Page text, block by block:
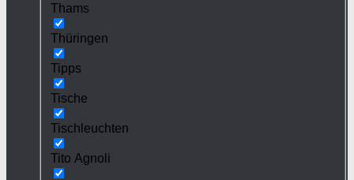
Thams
Thüringen
Tipps
Tische
Tischleuchten
Tito Agnoli